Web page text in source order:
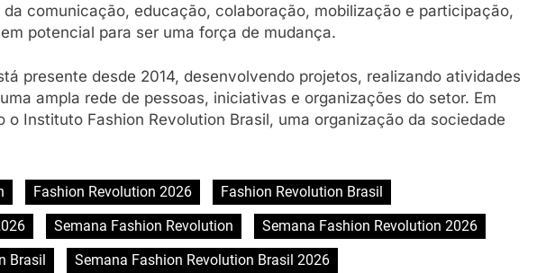
comunicação, educação, colaboração, mobilização e participação,
potencial para ser uma força de mudança.
presente desde 2014, desenvolvendo projetos, realizando atividades
ampla rede de pessoas, iniciativas e organizações do setor. Em
o Instituto Fashion Revolution Brasil, uma organização da sociedade
Fashion Revolution 2026
Fashion Revolution Brasil
Semana Fashion Revolution
Semana Fashion Revolution 2026
Brasil
Semana Fashion Revolution Brasil 2026